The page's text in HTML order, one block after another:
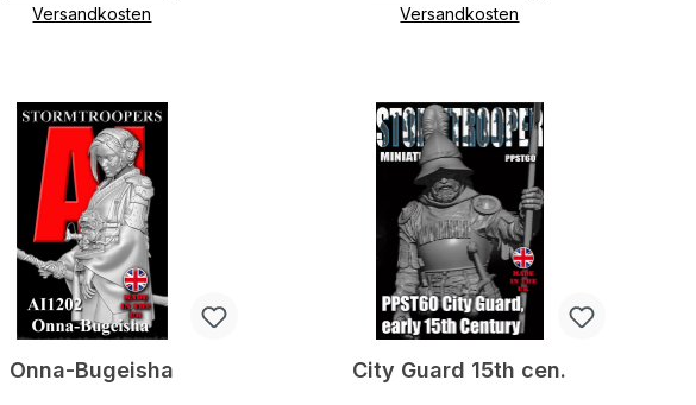
Versandkosten
Versandkosten
Onna-Bugeisha City Guard 15th cen.